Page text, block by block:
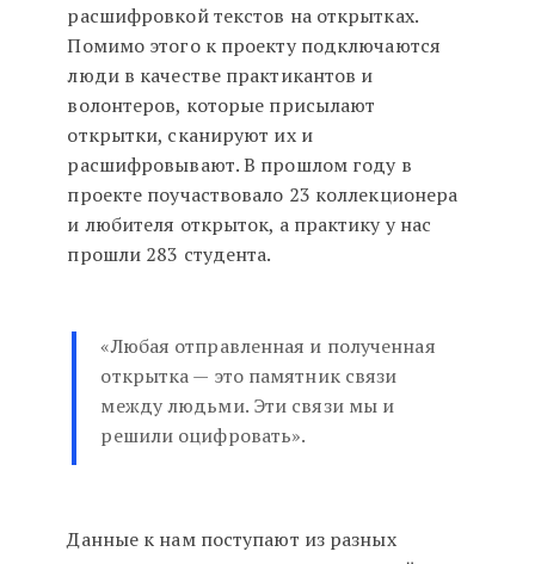
расшифровкой текстов на открытках.
Помимо этого к проекту подключаются
люди в качестве практикантов и
волонтеров, которые присылают
открытки, сканируют их и
расшифровывают. В прошлом году в
проекте поучаствовало 23 коллекционера
и любителя открыток, а практику у нас
прошли 283 студента.
«Любая отправленная и полученная
открытка — это памятник связи
между людьми. Эти связи мы и
решили оцифровать».
Данные к нам поступают из разных